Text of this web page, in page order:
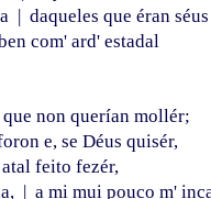
| daqueles que éran séus
com' ard' estadal
que non querían mollér;
e, se Déus quisér,
feito fezér,
| a mi mui pouco m'